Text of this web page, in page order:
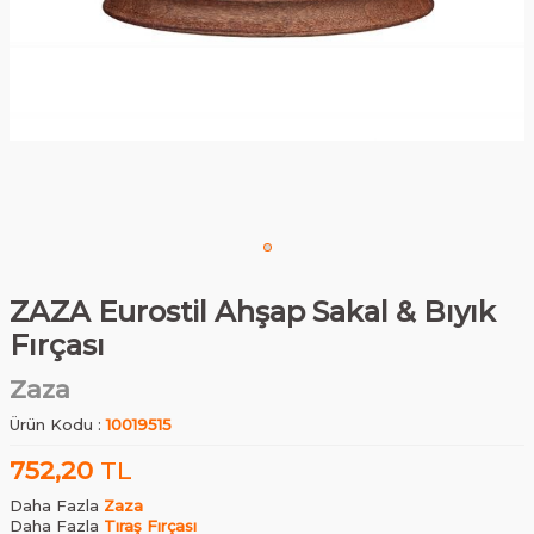
ZAZA Eurostil Ahşap Sakal & Bıyık
Fırçası
Zaza
Ürün Kodu :10019515
752,20 TL
Daha Fazla Zaza
Daha Fazla Tıraş Fırçası